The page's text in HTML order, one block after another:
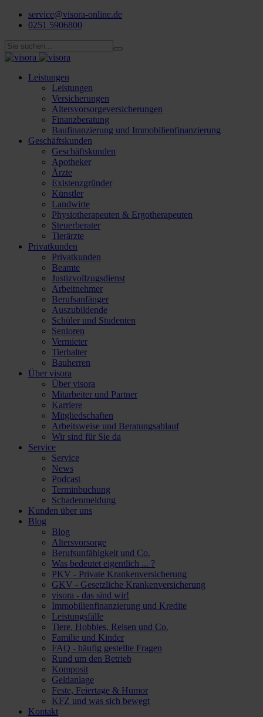
service@visora-online.de
0251 5906800
Leistungen
Leistungen
Versicherungen
Altersvorsorgeversicherungen
Finanzberatung
Baufinanzierung und Immobilienfinanzierung
Geschäftskunden
Geschäftskunden
Apotheker
Ärzte
Existenzgründer
Künstler
Landwirte
Physiotherapeuten & Ergotherapeuten
Steuerberater
Tierärzte
Privatkunden
Privatkunden
Beamte
Justizvollzugsdienst
Arbeitnehmer
Berufsanfänger
Auszubildende
Schüler und Studenten
Senioren
Vermieter
Tierhalter
Bauherren
Über visora
Über visora
Mitarbeiter und Partner
Karriere
Mitgliedschaften
Arbeitsweise und Beratungsablauf
Wir sind für Sie da
Service
Service
News
Podcast
Terminbuchung
Schadenmeldung
Kunden über uns
Blog
Blog
Altersvorsorge
Berufsunfähigkeit und Co.
Was bedeutet eigentlich ... ?
PKV - Private Krankenversicherung
GKV - Gesetzliche Krankenversicherung
visora - das sind wir!
Immobilienfinanzierung und Kredite
Leistungsfälle
Tiere, Hobbies, Reisen und Co.
Familie und Kinder
FAQ - häufig gestellte Fragen
Rund um den Betrieb
Komposit
Geldanlage
Feste, Feiertage & Humor
KFZ und was sich bewegt
Kontakt